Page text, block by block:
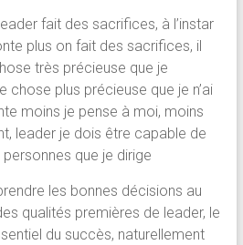
fait des sacrifices, à l’instar
plus on fait des sacrifices, il
très précieuse que je
chose plus précieuse que je n’ai
moins je pense à moi, moins
leader je dois être capable de
que je dirige
les bonnes décisions au
qualités premières de leader, le
du succès, naturellement